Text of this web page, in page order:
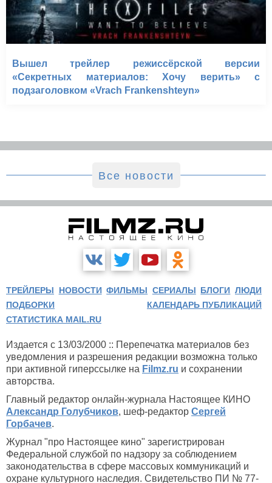
Вышел трейлер режиссёрской версии
«Секретных материалов: Хочу верить» с
подзаголовком «Vrach Frankenshteyn»
Все новости
ТРЕЙЛЕРЫ НОВОСТИ ФИЛЬМЫ СЕРИАЛЫ БЛОГИ ЛЮДИ
ПОДБОРКИ
КАЛЕНДАРЬ ПУБЛИКАЦИЙ
СТАТИСТИКА MAIL.RU
Издается с 13/03/2000 :: Перепечатка материалов без
уведомления и разрешения редакции возможна только
при активной гиперссылке на Filmz.ru и сохранении
авторства.
Главный редактор онлайн-журнала Настоящее КИНО
Александр Голубчиков, шеф-редактор Сергей
Горбачев.
Журнал "про Настоящее кино" зарегистрирован
Федеральной службой по надзору за соблюдением
законодательства в сфере массовых коммуникаций и
охране культурного наследия. Свидетельство ПИ № 77-